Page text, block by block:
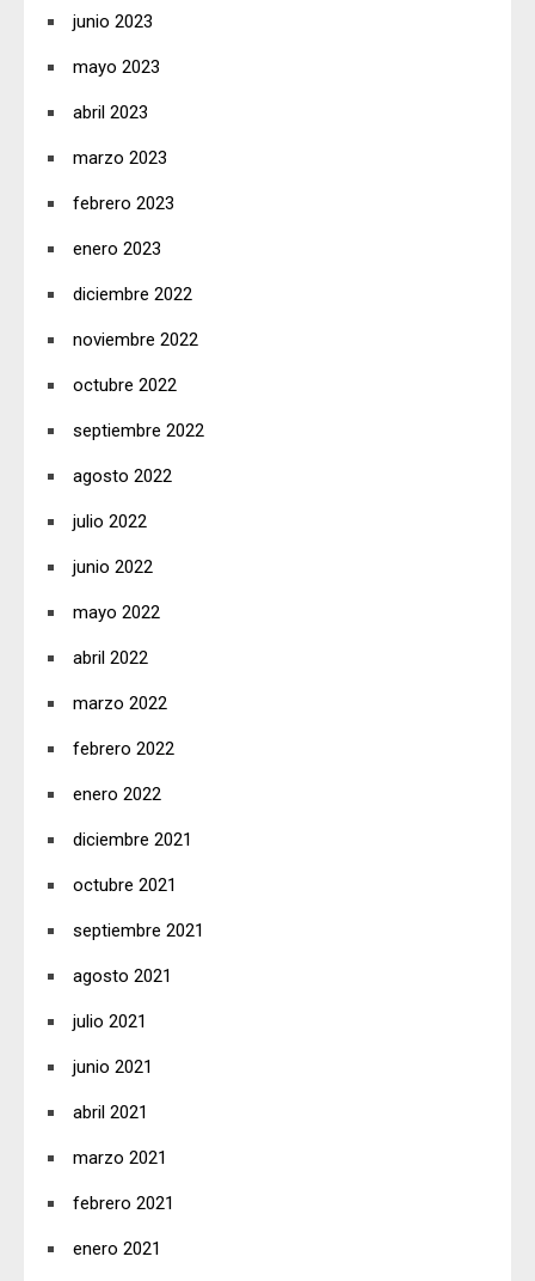
junio 2023
mayo 2023
abril 2023
marzo 2023
febrero 2023
enero 2023
diciembre 2022
noviembre 2022
octubre 2022
septiembre 2022
agosto 2022
julio 2022
junio 2022
mayo 2022
abril 2022
marzo 2022
febrero 2022
enero 2022
diciembre 2021
octubre 2021
septiembre 2021
agosto 2021
julio 2021
junio 2021
abril 2021
marzo 2021
febrero 2021
enero 2021